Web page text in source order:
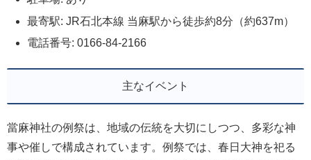
最寄駅: JR石北本線 当麻駅から徒歩約8分（約637m）
電話番号: 0166-84-2166
主なイベント
當麻神社の例祭は、地域の伝統を大切にしつつ、多彩な神
事や催しで構成されています。例祭では、春日大神を祀る